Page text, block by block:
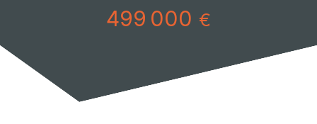
499 000 €